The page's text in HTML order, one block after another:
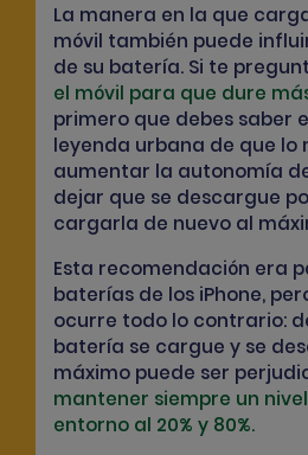
La manera en la que
móvil también puede
de su batería. Si te
el móvil para que dure
primero que debes saber
leyenda urbana de que lo
aumentar la autonomía
dejar que se descargue
cargarla de nuevo al
Esta recomendación era
baterías de los iPhone,
ocurre todo lo contrario:
batería se cargue y se
máximo puede ser
mantener siempre un
entorno al 20% y 80%.